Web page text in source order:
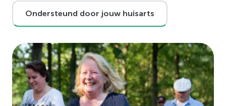
Ondersteund door jouw huisarts